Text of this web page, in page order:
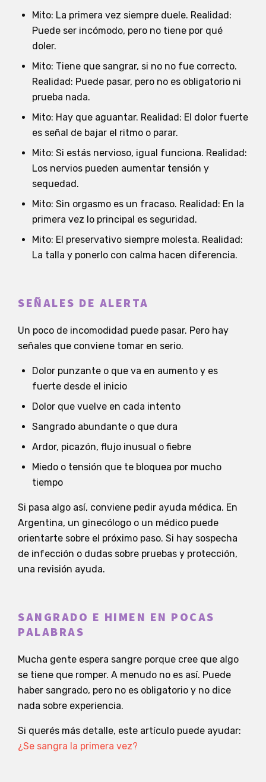
Mito: La primera vez siempre duele. Realidad:
Puede ser incómodo, pero no tiene por qué
doler.
Mito: Tiene que sangrar, si no no fue correcto.
Realidad: Puede pasar, pero no es obligatorio ni
prueba nada.
Mito: Hay que aguantar. Realidad: El dolor fuerte
es señal de bajar el ritmo o parar.
Mito: Si estás nervioso, igual funciona. Realidad:
Los nervios pueden aumentar tensión y
sequedad.
Mito: Sin orgasmo es un fracaso. Realidad: En la
primera vez lo principal es seguridad.
Mito: El preservativo siempre molesta. Realidad:
La talla y ponerlo con calma hacen diferencia.
SEÑALES DE ALERTA
Un poco de incomodidad puede pasar. Pero hay
señales que conviene tomar en serio.
Dolor punzante o que va en aumento y es
fuerte desde el inicio
Dolor que vuelve en cada intento
Sangrado abundante o que dura
Ardor, picazón, flujo inusual o fiebre
Miedo o tensión que te bloquea por mucho
tiempo
Si pasa algo así, conviene pedir ayuda médica. En
Argentina, un ginecólogo o un médico puede
orientarte sobre el próximo paso. Si hay sospecha
de infección o dudas sobre pruebas y protección,
una revisión ayuda.
SANGRADO E HIMEN EN POCAS
PALABRAS
Mucha gente espera sangre porque cree que algo
se tiene que romper. A menudo no es así. Puede
haber sangrado, pero no es obligatorio y no dice
nada sobre experiencia.
Si querés más detalle, este artículo puede ayudar:
¿Se sangra la primera vez?